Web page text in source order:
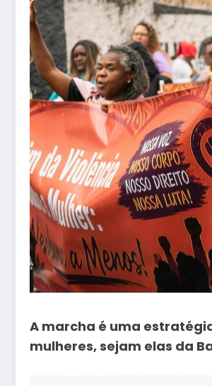
A marcha é uma
mulheres, sejam elas da